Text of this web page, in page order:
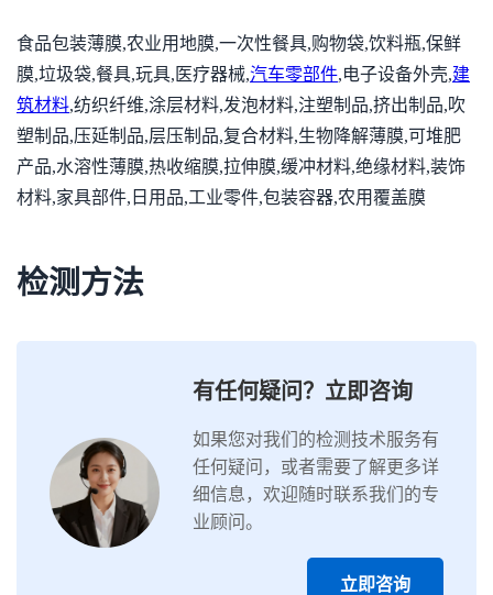
食品包装薄膜,农业用地膜,一次性餐具,购物袋,饮料瓶,保鲜
膜,垃圾袋,餐具,玩具,医疗器械,汽车零部件,电子设备外壳,建
筑材料,纺织纤维,涂层材料,发泡材料,注塑制品,挤出制品,吹
塑制品,压延制品,层压制品,复合材料,生物降解薄膜,可堆肥
产品,水溶性薄膜,热收缩膜,拉伸膜,缓冲材料,绝缘材料,装饰
材料,家具部件,日用品,工业零件,包装容器,农用覆盖膜
检测方法
有任何疑问？立即咨询
如果您对我们的检测技术服务有
任何疑问，或者需要了解更多详
细信息，欢迎随时联系我们的专
业顾问。
立即咨询